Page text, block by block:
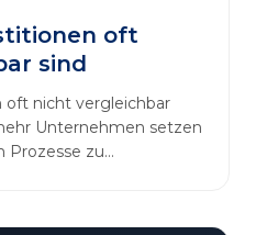
oft
sind
nicht vergleichbar
Unternehmen setzen
Prozesse zu
betrachten wir die